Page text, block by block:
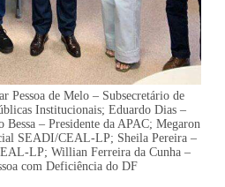
Pessoa de Melo – Subsecretário de
Institucionais; Eduardo Dias –
– Presidente da APAC; Megaron
SEADI/CEAL-LP; Sheila Pereira –
LP; Willian Ferreira da Cunha –
com Deficiência do DF